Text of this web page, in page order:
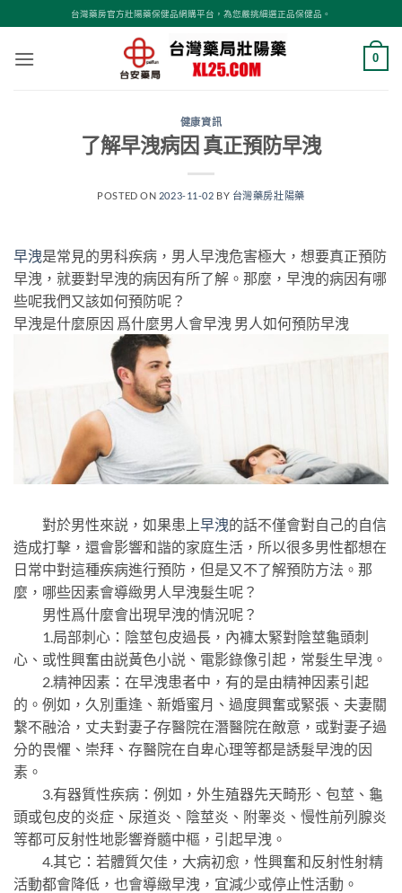
轉
台灣藥房官方壯陽藥保健品網購平台，為您嚴挑細選正品保健品。
0
健康資訊
了解早洩病因 真正預防早洩
POSTED ON 2023-11-02 BY 台灣藥房壯陽藥
早洩是常見的男科疾病，男人早洩危害極大，想要真正預防
早洩，就要對早洩的病因有所了解。那麼，早洩的病因有哪
些呢我們又該如何預防呢？
早洩是什麼原因 爲什麼男人會早洩 男人如何預防早洩
對於男性來説，如果患上早洩的話不僅會對自己的自信
造成打擊，還會影響和諧的家庭生活，所以很多男性都想在
日常中對這種疾病進行預防，但是又不了解預防方法。那
麼，哪些因素會導緻男人早洩髮生呢？
男性爲什麼會出現早洩的情況呢？
1.局部刺心：陰莖包皮過長，內褲太緊對陰莖龜頭刺
心、或性興奮由説黃色小説、電影錄像引起，常髮生早洩。
2.精神因素：在早洩患者中，有的是由精神因素引起
的。例如，久別重逢、新婚蜜月、過度興奮或緊張、夫妻關
繫不融洽，丈夫對妻子存醫院在潛醫院在敵意，或對妻子過
分的畏懼、崇拜、存醫院在自卑心理等都是誘髮早洩的因
素。
3.有器質性疾病：例如，外生殖器先天畸形、包莖、龜
頭或包皮的炎症、尿道炎、陰莖炎、附睾炎、慢性前列腺炎
等都可反射性地影響脊髓中樞，引起早洩。
4.其它：若體質欠佳，大病初愈，性興奮和反射性射精
活動都會降低，也會導緻早洩，宜減少或停止性活動。